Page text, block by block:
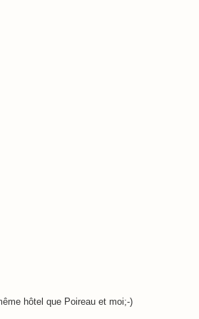
hôtel que Poireau et moi;-)